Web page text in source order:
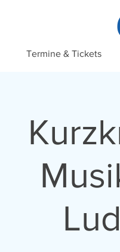
Termine & Tickets